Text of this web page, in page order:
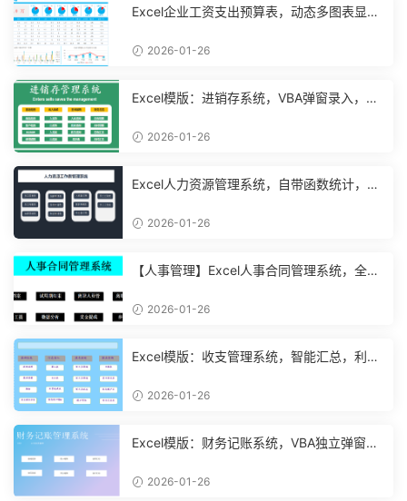
Excel企业工资支出预算表，动态多图表显
2026-01-26
Excel模版：进销存系统，VBA弹窗录入，智
2026-01-26
Excel人力资源管理系统，自带函数统计，功
2026-01-26
【人事管理】Excel人事合同管理系统，全函
2026-01-26
Excel模版：收支管理系统，智能汇总，利润
2026-01-26
Excel模版：财务记账系统，VBA独立弹窗，
2026-01-26